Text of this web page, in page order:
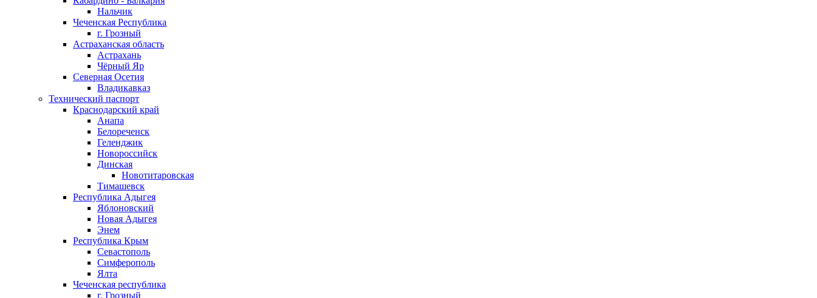
Нальчик
Чеченская Республика
г. Грозный
Астраханская область
Астрахань
Чёрный Яр
Северная Осетия
Владикавказ
Технический паспорт
Краснодарский край
Анапа
Белореченск
Геленджик
Новороссийск
Динская
Новотитаровская
Тимашевск
Республика Адыгея
Яблоновский
Новая Адыгея
Энем
Республика Крым
Севастополь
Симферополь
Ялта
Чеченская республика
г. Грозный